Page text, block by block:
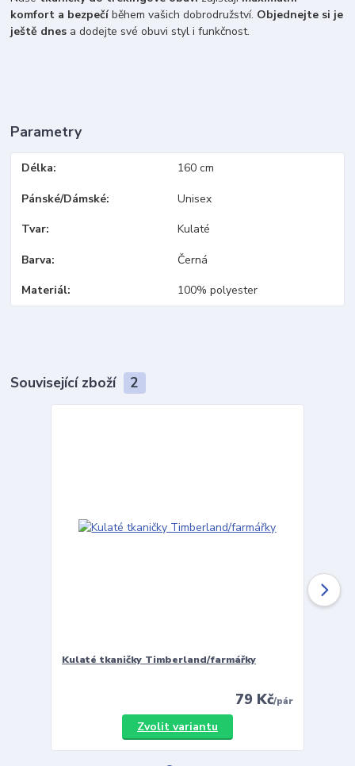
komfort a bezpečíběhem vašich dobrodružství. Objednejte si je
ještě dnes a dodejte své obuvi styl i funkčnost.
Parametry
Délka 160 cm
Pánské/Dámské Unisex
Tvar Kulaté
Barva Černá
Materiál 100% polyester
Související zboží 2
Kulaté tkaničky Timberland/farmářky
79 Kč/pár
Zvolit variantu